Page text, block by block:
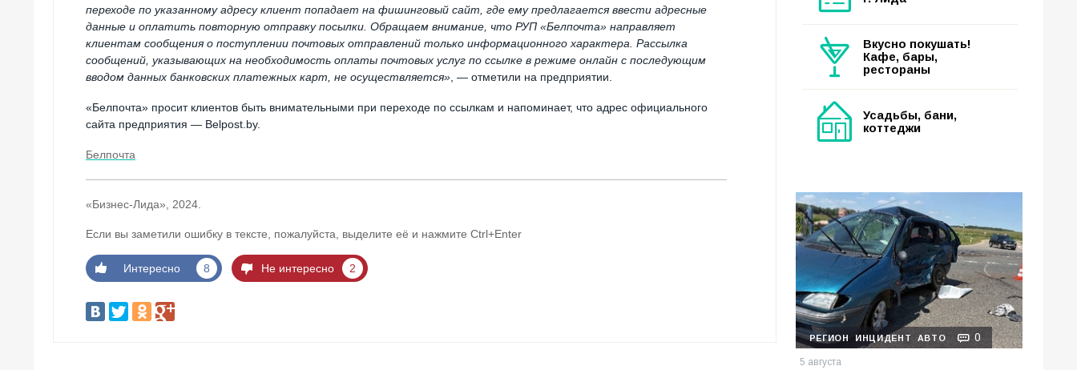
переходе по указанному адресу клиент попадает на фишинговый сайт, где ему предлагается ввести адресные
данные и оплатить повторную отправку посылки. Обращаем внимание, что РУП «Белпочта» направляет
клиентам сообщения о поступлении почтовых отправлений только информационного характера. Рассылка
сообщений, указывающих на необходимость оплаты почтовых услуг по ссылке в режиме онлайн с последующим
вводом данных банковских платежных карт, не осуществляется», — отметили на предприятии.
«Белпочта» просит клиентов быть внимательными при переходе по ссылкам и напоминает, что адрес официального
сайта предприятия — Belpost.by.
Белпочта
«Бизнес-Лида», 2024.
Если вы заметили ошибку в тексте, пожалуйста, выделите её и нажмите Ctrl+Enter
Интересно 8 Не интересно 2
Вкусно покушать!
Кафе, бары,
рестораны
Усадьбы, бани,
коттеджи
РЕГИОН ИНЦИДЕНТ АВТО 0
5 августа